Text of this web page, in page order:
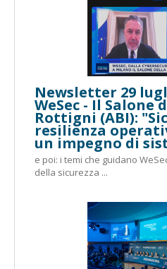
Newsletter 29
WeSec - Il Salone
Rottigni (ABI):
resilienza
un impegno di
e poi: i temi che guidano
della sicurezza ...